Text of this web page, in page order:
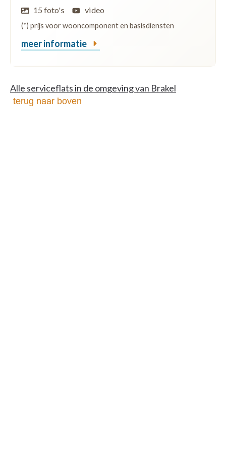
15 foto's video
(*) prijs voor wooncomponent en basisdiensten
meer informatie
Alle serviceflats in de omgeving van Brakel
terug naar boven